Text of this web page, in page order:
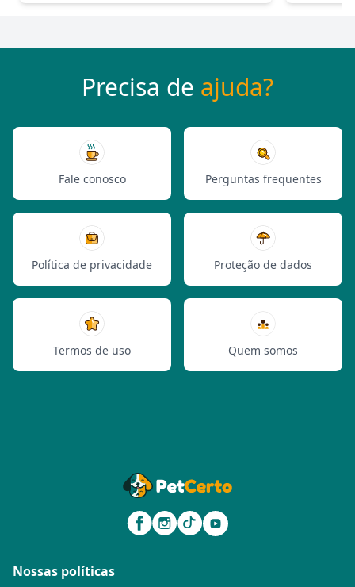
Precisa de ajuda?
Fale conosco Perguntas frequentes
Política de privacidade Proteção de dados
Termos de uso Quem somos
Nossas políticas